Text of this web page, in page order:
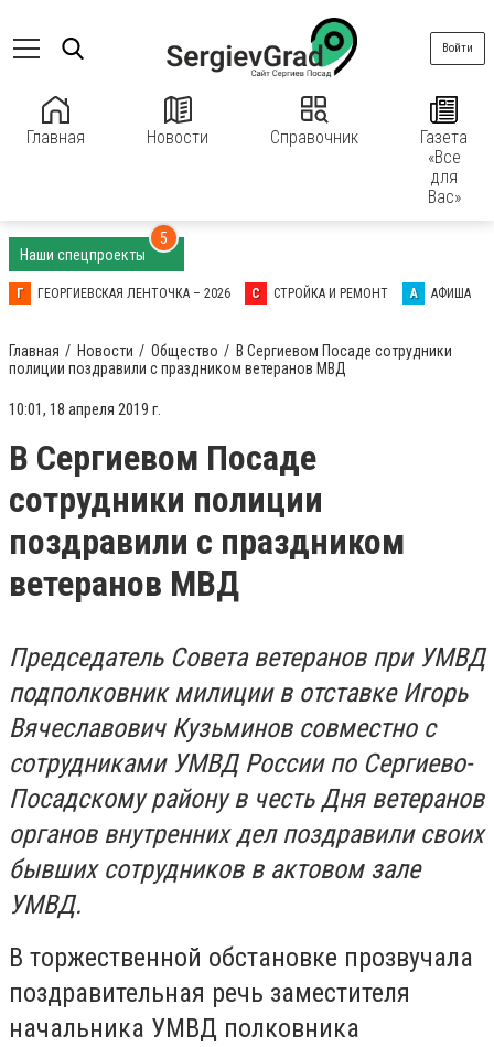
Главная Новости Справочник
Газета
«Все
для
Вас»
Войти
Наши спецпроекты
5
Г ГЕОРГИЕВСКАЯ ЛЕНТОЧКА – 2026 С СТРОЙКА И РЕМОНТ А АФИША
Главная Новости Общество
В Сергиевом Посаде сотрудники
полиции поздравили с праздником ветеранов МВД
10:01, 18 апреля 2019 г.
В Сергиевом Посаде
сотрудники полиции
поздравили с праздником
ветеранов МВД
Председатель Совета ветеранов при УМВД
подполковник милиции в отставке Игорь
Вячеславович Кузьминов совместно с
сотрудниками УМВД России по Сергиево-
Посадскому району в честь Дня ветеранов
органов внутренних дел поздравили своих
бывших сотрудников в актовом зале
УМВД.
В торжественной обстановке прозвучала
поздравительная речь заместителя
начальника УМВД полковника